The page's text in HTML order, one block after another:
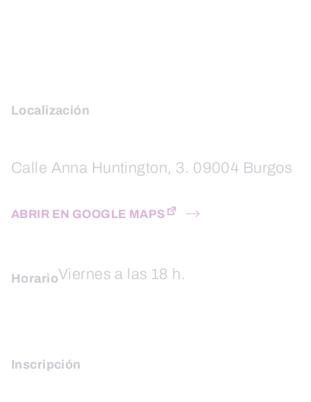
Localización
Calle Anna Huntington, 3. 09004 Burgos
ABRIR EN GOOGLE MAPS
HorarioViernes a las 18 h.
Inscripción